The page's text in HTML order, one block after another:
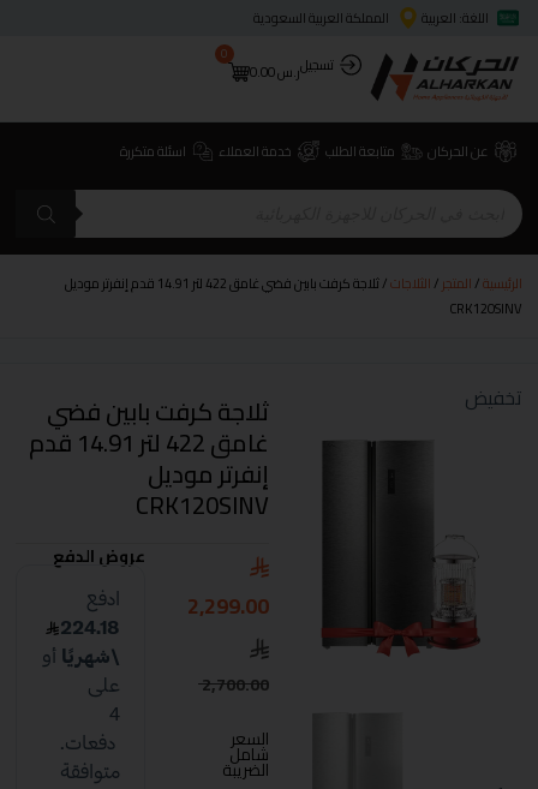
اللغة: العربية
المملكة العربية السعودية
تسجيلر.س0.00
0
عن الحركان متابعة الطلب خدمة العملاء اسئلة متكررة
الرئيسية/المتجر/الثلاجات
/ ثلاجة كرفت بابين فضي غامق 422 لتر 14.91 قدم إنفرتر موديل
CRK120SINV
تخفيض ثلاجة كرفت بابين فضي
غامق 422 لتر 14.91 قدم
إنفرتر موديل
CRK120SINV
2,700.00
2,299.00
السعر
شامل
الضريبة
عروض الدفع